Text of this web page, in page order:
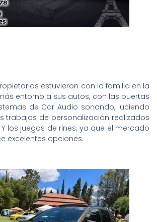
estuvieron con la familia en la
entorno a sus autos, con las puertas
de Car Audio sonando, luciendo
trabajos de personalización realizados
Y los juegos de rines, ya que el mercado
excelentes opciones.